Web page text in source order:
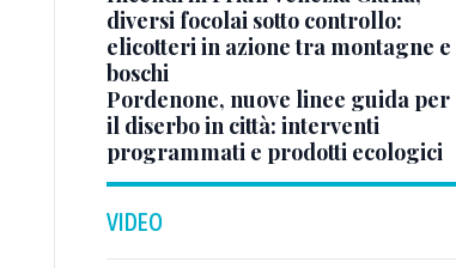
diversi focolai sotto controllo:
elicotteri in azione tra montagne e
boschi
Pordenone, nuove linee guida per
il diserbo in città: interventi
programmati e prodotti ecologici
VIDEO